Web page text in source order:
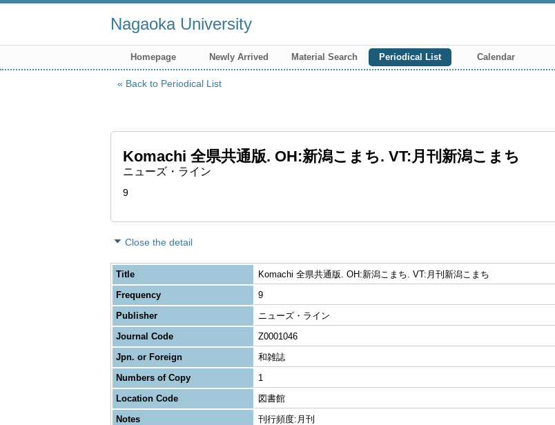
Nagaoka University
Homepage Newly Arrived Material Search Periodical List Calendar
Back to Periodical List
Komachi 全県共通版. OH:新潟こまち. VT:月刊新潟こまち
ニューズ・ライン
9
Close the detail
Title
Komachi 全県共通版. OH:新潟こまち. VT:月刊新潟こまち
Frequency
9
Publisher
ニューズ・ライン
Journal Code
Z0001046
Jpn. or Foreign
和雑誌
Numbers of Copy
1
Location Code
図書館
Notes
刊行頻度:月刊